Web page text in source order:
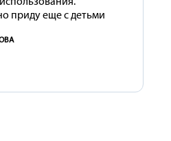
приду еще с детьми